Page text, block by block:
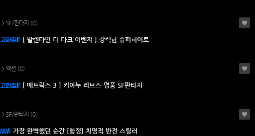
> SF/판타지 (0)
[ 발렌타인 더 다크 어벤저 ] 강력한 슈퍼히어로
> 액션 (0)
[ 매트릭스 3 ] 키아누 리브스-명품 SF판타지
> SF/판타지 (0)
가장 완벽했던 순간 [함정] 치명적 반전 스릴러